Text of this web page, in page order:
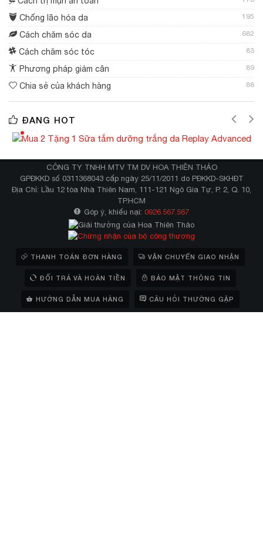
Chống lão hóa da 195
Cách chăm sóc da 682
Cách chăm sóc tóc 83
Phương pháp giảm cân 89
Chia sẻ của khách hàng 88
ĐANG HOT
CÔNG TY TNHH MTV TM DV HOA THIÊN THẢO
GPĐKKD số 0311368043 cấp ngày 25/11/2011 do PĐKKD-SKHĐT
Địa Chỉ: Lầu 12 tòa Nhà Thiên Nam, 111-121 Ngô Gia Tự, P. 2, Q. 10,
TP.HCM
Góp ý, khiếu nại: 0926.567.567
THANH TOÁN ĐƠN HÀNG VẬN CHUYỂN GIAO NHẬN
ĐỔI TRẢ VÀ HOÀN TIỀN BẢO MẬT THÔNG TIN
HƯỚNG DẪN MUA HÀNG CÂU HỎI THƯỜNG GẶP